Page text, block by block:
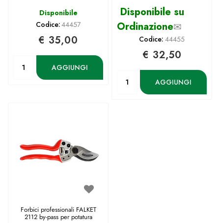
Disponibile
Codice:44457
€ 35,00
AGGIUNGI
Disponibile su
Ordinazione✉
Codice: 44455
€ 32,50
AGGIUNGI
Forbici professionali FALKET
2112 by-pass per potatura